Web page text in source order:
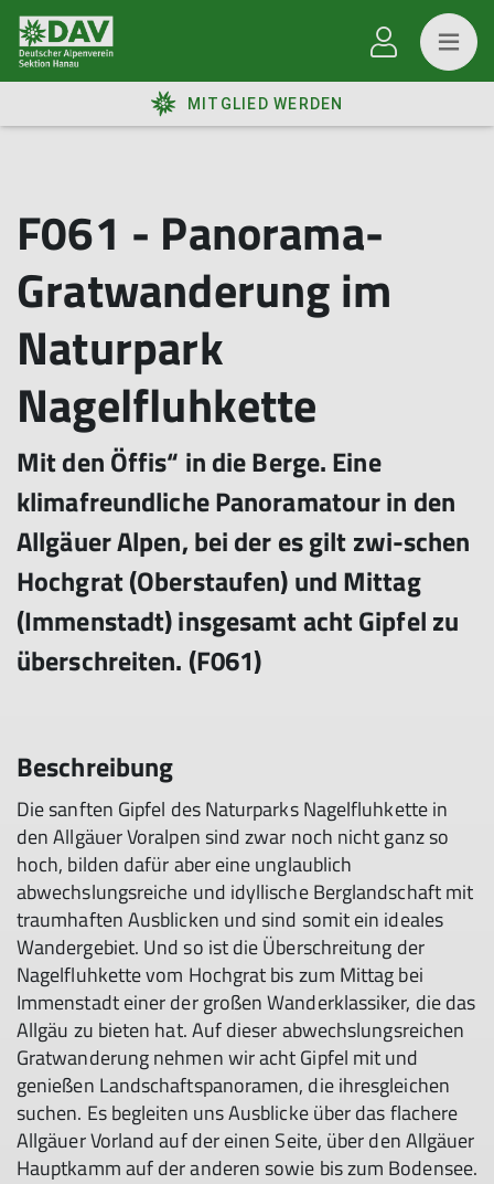
MITGLIED WERDEN
F061 - Panorama-
Gratwanderung im
Naturpark
Nagelfluhkette
Mit den Öffis“ in die Berge. Eine
klimafreundliche Panoramatour in den
Allgäuer Alpen, bei der es gilt zwi-schen
Hochgrat (Oberstaufen) und Mittag
(Immenstadt) insgesamt acht Gipfel zu
überschreiten. (F061)
Beschreibung
Die sanften Gipfel des Naturparks Nagelfluhkette in
den Allgäuer Voralpen sind zwar noch nicht ganz so
hoch, bilden dafür aber eine unglaublich
abwechslungsreiche und idyllische Berglandschaft mit
traumhaften Ausblicken und sind somit ein ideales
Wandergebiet. Und so ist die Überschreitung der
Nagelfluhkette vom Hochgrat bis zum Mittag bei
Immenstadt einer der großen Wanderklassiker, die das
Allgäu zu bieten hat. Auf dieser abwechslungsreichen
Gratwanderung nehmen wir acht Gipfel mit und
genießen Landschaftspanoramen, die ihresgleichen
suchen. Es begleiten uns Ausblicke über das flachere
Allgäuer Vorland auf der einen Seite, über den Allgäuer
Hauptkamm auf der anderen sowie bis zum Bodensee.